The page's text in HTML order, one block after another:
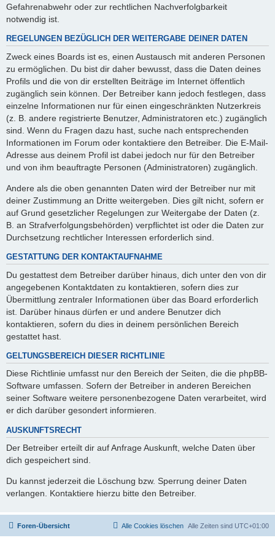
Gefahrenabwehr oder zur rechtlichen Nachverfolgbarkeit
notwendig ist.
REGELUNGEN BEZÜGLICH DER WEITERGABE DEINER DATEN
Zweck eines Boards ist es, einen Austausch mit anderen Personen
zu ermöglichen. Du bist dir daher bewusst, dass die Daten deines
Profils und die von dir erstellten Beiträge im Internet öffentlich
zugänglich sein können. Der Betreiber kann jedoch festlegen, dass
einzelne Informationen nur für einen eingeschränkten Nutzerkreis
(z. B. andere registrierte Benutzer, Administratoren etc.) zugänglich
sind. Wenn du Fragen dazu hast, suche nach entsprechenden
Informationen im Forum oder kontaktiere den Betreiber. Die E-Mail-
Adresse aus deinem Profil ist dabei jedoch nur für den Betreiber
und von ihm beauftragte Personen (Administratoren) zugänglich.
Andere als die oben genannten Daten wird der Betreiber nur mit
deiner Zustimmung an Dritte weitergeben. Dies gilt nicht, sofern er
auf Grund gesetzlicher Regelungen zur Weitergabe der Daten (z.
B. an Strafverfolgungsbehörden) verpflichtet ist oder die Daten zur
Durchsetzung rechtlicher Interessen erforderlich sind.
GESTATTUNG DER KONTAKTAUFNAHME
Du gestattest dem Betreiber darüber hinaus, dich unter den von dir
angegebenen Kontaktdaten zu kontaktieren, sofern dies zur
Übermittlung zentraler Informationen über das Board erforderlich
ist. Darüber hinaus dürfen er und andere Benutzer dich
kontaktieren, sofern du dies in deinem persönlichen Bereich
gestattet hast.
GELTUNGSBEREICH DIESER RICHTLINIE
Diese Richtlinie umfasst nur den Bereich der Seiten, die die phpBB-
Software umfassen. Sofern der Betreiber in anderen Bereichen
seiner Software weitere personenbezogene Daten verarbeitet, wird
er dich darüber gesondert informieren.
AUSKUNFTSRECHT
Der Betreiber erteilt dir auf Anfrage Auskunft, welche Daten über
dich gespeichert sind.
Du kannst jederzeit die Löschung bzw. Sperrung deiner Daten
verlangen. Kontaktiere hierzu bitte den Betreiber.
Foren-Übersicht Alle Zeiten sind UTC+01:00
Alle Cookies löschen